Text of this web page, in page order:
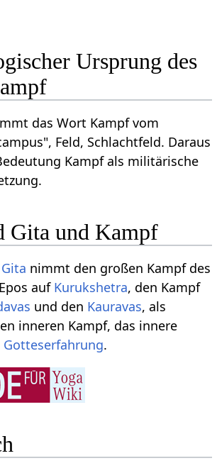
Ursprung des
das Wort Kampf vom
Feld, Schlachtfeld. Daraus
Kampf als militärische
Gita und Kampf
nimmt den großen Kampf des
Epos auf Kurukshetra, den Kampf
und den Kauravas, als
inneren Kampf, das innere
Gotteserfahrung.